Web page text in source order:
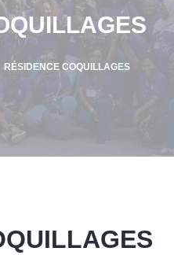
RÉSIDENCE COQUILLAGES